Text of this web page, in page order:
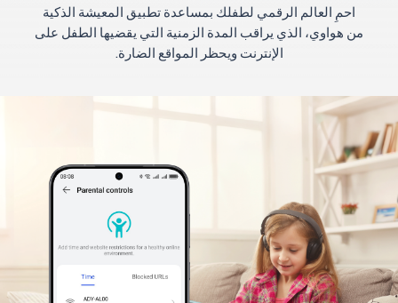
احمِ العالم الرقمي لطفلك بمساعدة تطبيق المعيشة الذكية
من هواوي، الذي يراقب المدة الزمنية التي يقضيها الطفل على
الإنترنت ويحظر المواقع الضارة.